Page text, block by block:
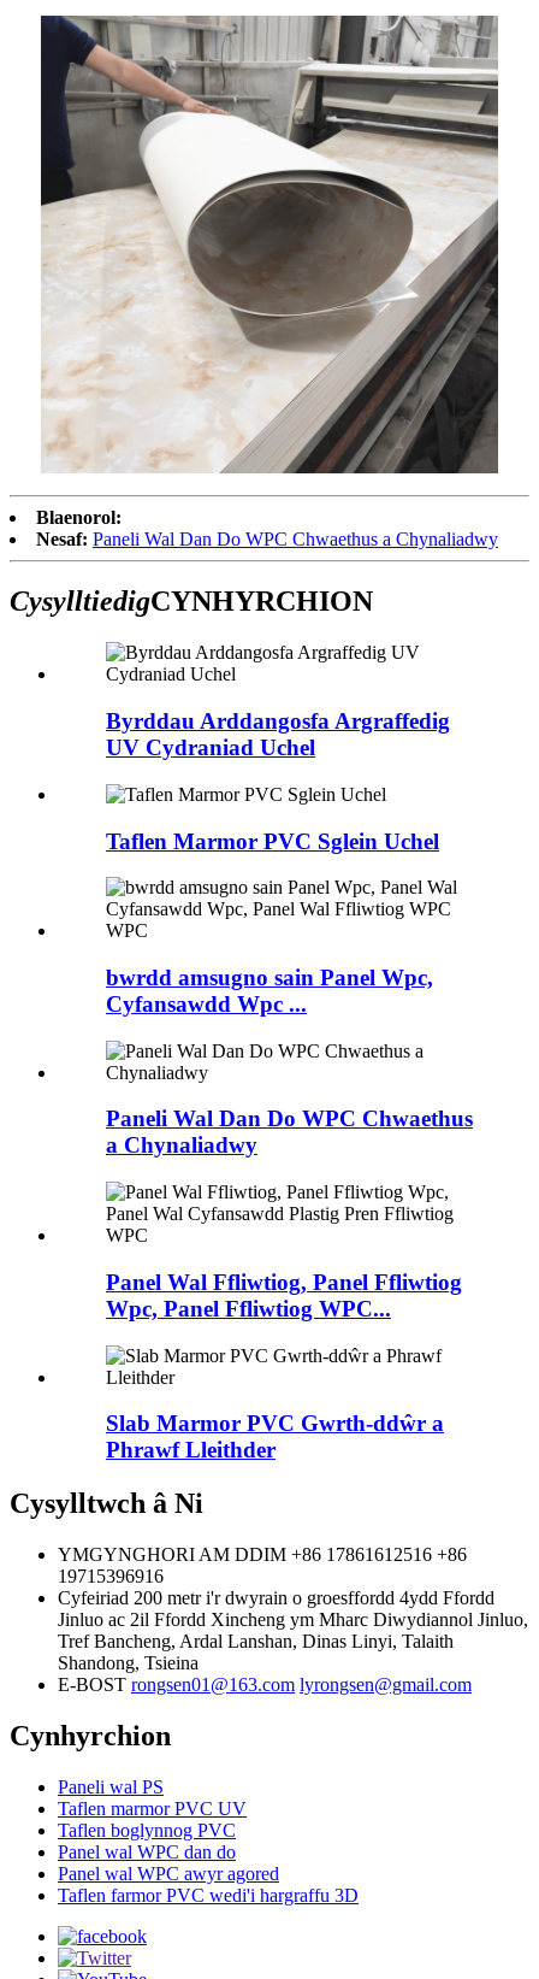
Blaenorol:
Nesaf: Paneli Wal Dan Do WPC Chwaethus a Chynaliadwy
CysylltiedigCYNHYRCHION
Byrddau Arddangosfa Argraffedig
UV Cydraniad Uchel
Taflen Marmor PVC Sglein Uchel
bwrdd amsugno sain Panel Wpc,
Cyfansawdd Wpc ...
Paneli Wal Dan Do WPC Chwaethus
a Chynaliadwy
Panel Wal Ffliwtiog, Panel Ffliwtiog
Wpc, Panel Ffliwtiog WPC...
Slab Marmor PVC Gwrth-ddŵr a
Phrawf Lleithder
Cysylltwch â Ni
YMGYNGHORI AM DDIM +86 17861612516 +86
19715396916
Cyfeiriad 200 metr i'r dwyrain o groesffordd 4ydd Ffordd
Jinluo ac 2il Ffordd Xincheng ym Mharc Diwydiannol Jinluo,
Tref Bancheng, Ardal Lanshan, Dinas Linyi, Talaith
Shandong, Tsieina
E-BOST rongsen01@163.com lyrongsen@gmail.com
Cynhyrchion
Paneli wal PS
Taflen marmor PVC UV
Taflen boglynnog PVC
Panel wal WPC dan do
Panel wal WPC awyr agored
Taflen farmor PVC wedi'i hargraffu 3D